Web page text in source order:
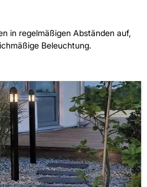
in regelmäßigen Abständen auf,
Beleuchtung.